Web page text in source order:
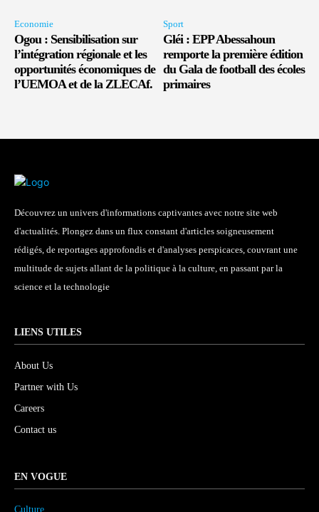
Economie
Ogou : Sensibilisation sur
l’intégration régionale et les
opportunités économiques de
l’UEMOA et de la ZLECAf.
Sport
Gléi : EPP Abessahoun
remporte la première édition
du Gala de football des écoles
primaires
Découvrez un univers d'informations captivantes avec notre site web
d'actualités. Plongez dans un flux constant d'articles soigneusement
rédigés, de reportages approfondis et d'analyses perspicaces, couvrant une
multitude de sujets allant de la politique à la culture, en passant par la
science et la technologie
LIENS UTILES
About Us
Partner with Us
Careers
Contact us
EN VOGUE
Culture